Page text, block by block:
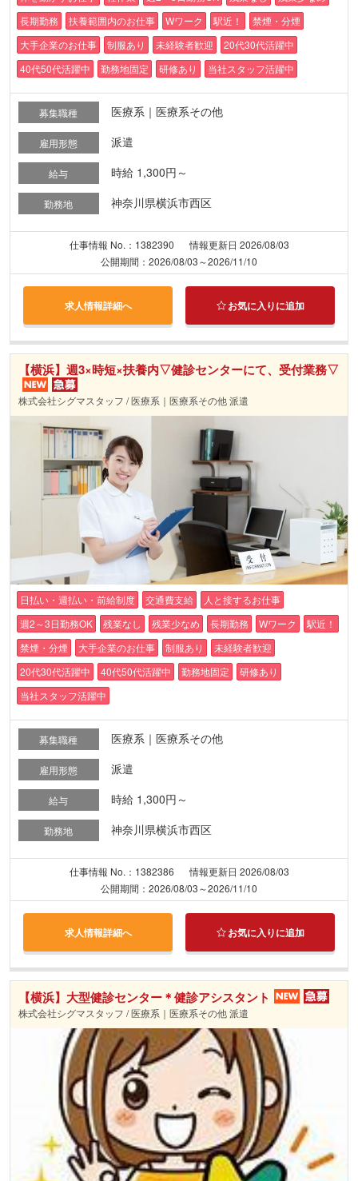
長期勤務
扶養範囲内のお仕事 Wワーク 駅近！
禁煙・分煙
大手企業のお仕事
制服あり 未経験者歓迎
20代30代活躍中
40代50代活躍中
勤務地固定 研修あり 当社スタッフ活躍中
募集職種 医療系｜医療系その他
雇用形態 派遣
給与 時給 1,300円～
勤務地 神奈川県横浜市西区
仕事情報 No.：1382390
情報更新日 2026/08/03
公開期間：2026/08/03～2026/11/10
求人情報詳細へ お気に入りに追加
【横浜】週3×時短×扶養内▽健診センターにて、受付業務▽
株式会社シグマスタッフ / 医療系｜医療系その他 派遣
日払い・週払い・前給制度 交通費支給
人と接するお仕事
週2～3日勤務OK
残業なし 残業少なめ 長期勤務 Wワーク
駅近！
禁煙・分煙
大手企業のお仕事 制服あり
未経験者歓迎
20代30代活躍中
40代50代活躍中 勤務地固定
研修あり
当社スタッフ活躍中
募集職種 医療系｜医療系その他
雇用形態 派遣
給与 時給 1,300円～
勤務地 神奈川県横浜市西区
仕事情報 No.：1382386
情報更新日 2026/08/03
公開期間：2026/08/03～2026/11/10
求人情報詳細へ お気に入りに追加
【横浜】大型健診センター＊健診アシスタント
株式会社シグマスタッフ / 医療系｜医療系その他 派遣